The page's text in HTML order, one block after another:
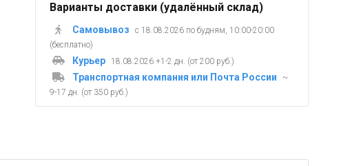
Варианты доставки (удалённый склад)
Самовывоз
с 18.08.2026 по будням, 10:00-20:00
(бесплатно)
Курьер 18.08.2026 +1-2 дн. (от 200 руб.)
Транспортная компания или Почта России
~
9-17 дн. (от 350 руб.)